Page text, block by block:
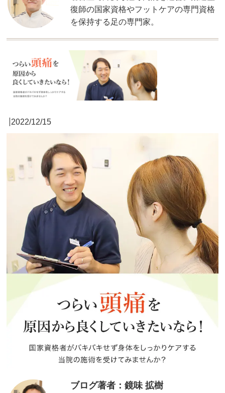
復師の国家資格やフットケアの専門資格
を保持する足の専門家。
2022/12/15
ブログ著者：鏡味 拡樹